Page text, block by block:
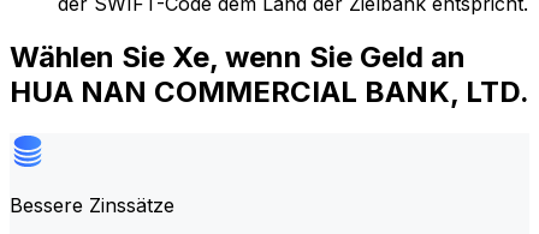
Wählen Sie Xe, wenn Sie Geld an
HUA NAN COMMERCIAL BANK, LTD.
Bessere Zinssätze